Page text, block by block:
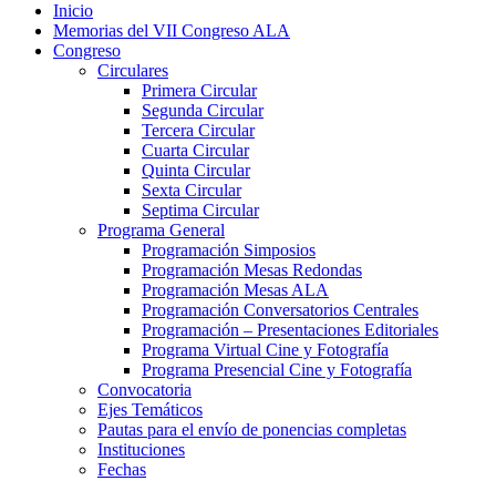
Inicio
Memorias del VII Congreso ALA
Congreso
Circulares
Primera Circular
Segunda Circular
Tercera Circular
Cuarta Circular
Quinta Circular
Sexta Circular
Septima Circular
Programa General
Programación Simposios
Programación Mesas Redondas
Programación Mesas ALA
Programación Conversatorios Centrales
Programación – Presentaciones Editoriales
Programa Virtual Cine y Fotografía
Programa Presencial Cine y Fotografía
Convocatoria
Ejes Temáticos
Pautas para el envío de ponencias completas
Instituciones
Fechas